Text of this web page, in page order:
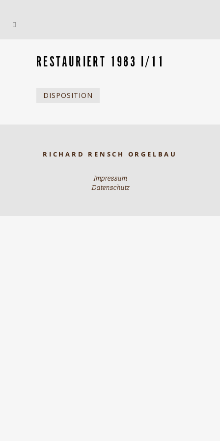
RESTAURIERT 1983 I/11
DISPOSITION
RICHARD RENSCH ORGELBAU
Impressum
Datenschutz